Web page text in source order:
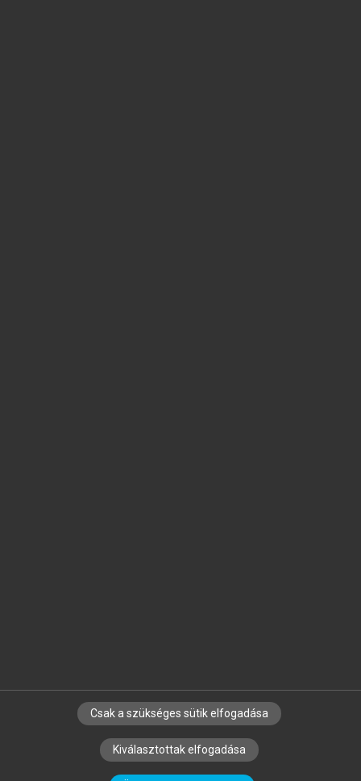
SZERZŐKNEK CÉGEKNEK KÖNYVTÁROSOKNAK
SZERKESZTÉSI ÉS LEKTORÁLÁSI ALAPELVEK
Csak a szükséges sütik elfogadása
Kiválasztottak elfogadása